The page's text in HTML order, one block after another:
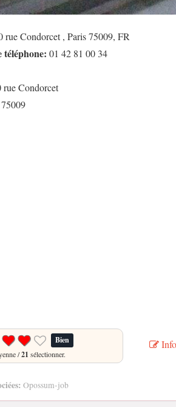
rue Condorcet , Paris 75009, FR
téléphone: 01 42 81 00 34
rue Condorcet
75009
Bien
/21 sélectionner.
Opossum-job